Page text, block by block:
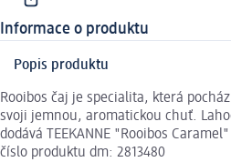
Informace o produktu
Popis produktu
Rooibos čaj je specialita, která
svoji jemnou, aromatickou chuť.
dodává TEEKANNE "Rooibos
číslo produktu dm: 2813480